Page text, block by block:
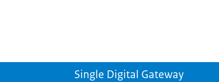
Single Digital Gateway